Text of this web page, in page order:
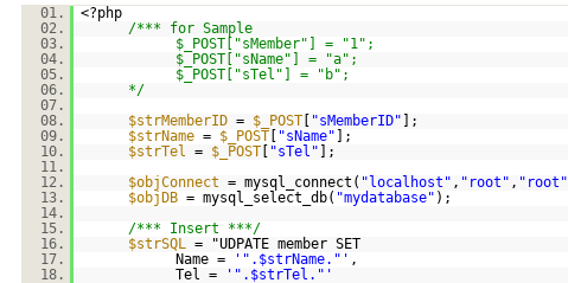
01.
<?php
02.
/*** for Sample
03.
$_POST["sMember"] = "1";
04.
$_POST["sName"] = "a";
05.
$_POST["sTel"] = "b";
06.
*/
07.
08.
$strMemberID = $_POST[ "sMemberID" ];
09.
$strName = $_POST[ "sName" ];
10.
$strTel = $_POST[ "sTel" ];
11.
12.
$objConnect = mysql_connect( "localhost" , "root" , "root"
13.
$objDB = mysql_select_db( "mydatabase" );
14.
15.
/*** Insert ***/
16.
$strSQL = "UDPATE member SET
17.
Name = '".$strName."' ,
18.
Tel =
'".$strTel."'